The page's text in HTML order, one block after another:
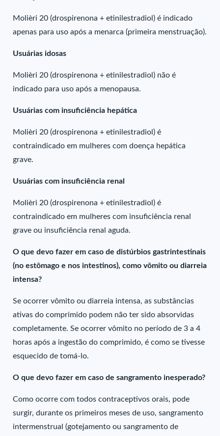
Molièri 20 (drospirenona + etinilestradiol) é indicado
apenas para uso após a menarca (primeira menstruação).
Usuárias idosas
Molièri 20 (drospirenona + etinilestradiol) não é
indicado para uso após a menopausa.
Usuárias com insuficiência hepática
Molièri 20 (drospirenona + etinilestradiol) é
contraindicado em mulheres com doença hepática
grave.
Usuárias com insuficiência renal
Molièri 20 (drospirenona + etinilestradiol) é
contraindicado em mulheres com insuficiência renal
grave ou insuficiência renal aguda.
O que devo fazer em caso de distúrbios gastrintestinais
(no estômago e nos intestinos), como vômito ou diarreia
intensa?
Se ocorrer vômito ou diarreia intensa, as substâncias
ativas do comprimido podem não ter sido absorvidas
completamente. Se ocorrer vômito no período de 3 a 4
horas após a ingestão do comprimido, é como se tivesse
esquecido de tomá-lo.
O que devo fazer em caso de sangramento inesperado?
Como ocorre com todos contraceptivos orais, pode
surgir, durante os primeiros meses de uso, sangramento
intermenstrual (gotejamento ou sangramento de